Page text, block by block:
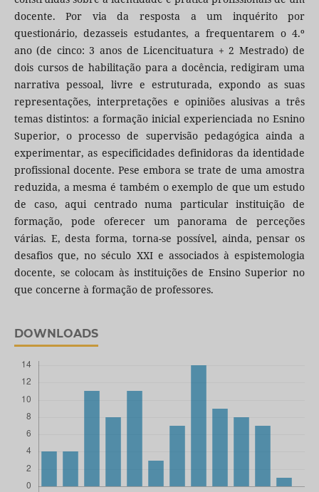
docente. Por via da resposta a um inquérito por
questionário, dezasseis estudantes, a frequentarem o 4.º
ano (de cinco: 3 anos de Licencituatura + 2 Mestrado) de
dois cursos de habilitação para a docência, redigiram uma
narrativa pessoal, livre e estruturada, expondo as suas
representações, interpretações e opiniões alusivas a três
temas distintos: a formação inicial experienciada no Esnino
Superior, o processo de supervisão pedagógica ainda a
experimentar, as especificidades definidoras da identidade
profissional docente. Pese embora se trate de uma amostra
reduzida, a mesma é também o exemplo de que um estudo
de caso, aqui centrado numa particular instituição de
formação, pode oferecer um panorama de perceções
várias. E, desta forma, torna-se possível, ainda, pensar os
desafios que, no século XXI e associados à espistemologia
docente, se colocam às instituições de Ensino Superior no
que concerne à formação de professores.
DOWNLOADS